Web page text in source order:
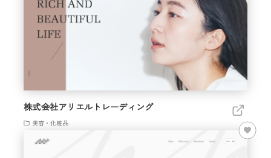
株式会社アリエルトレーディング
美容・化粧品